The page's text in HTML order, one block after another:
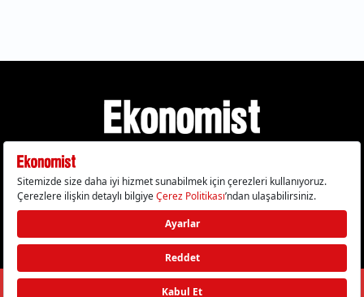
Gizlilik Politikası Çerez Politikası Çerezleri Sıfırla
KVKK Metni Künye İletişim